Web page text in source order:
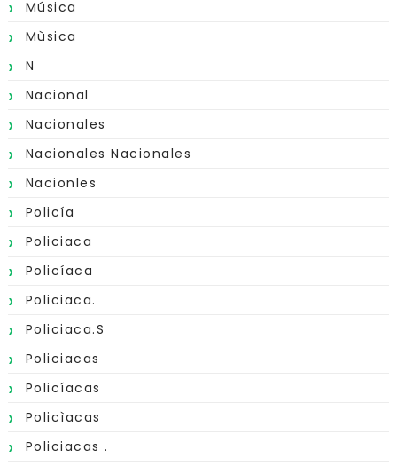
Música
Mùsica
N
Nacional
Nacionales
Nacionales Nacionales
Nacionles
Policía
Policiaca
Policíaca
Policiaca.
Policiaca.s
Policiacas
Policíacas
Policìacas
Policiacas .